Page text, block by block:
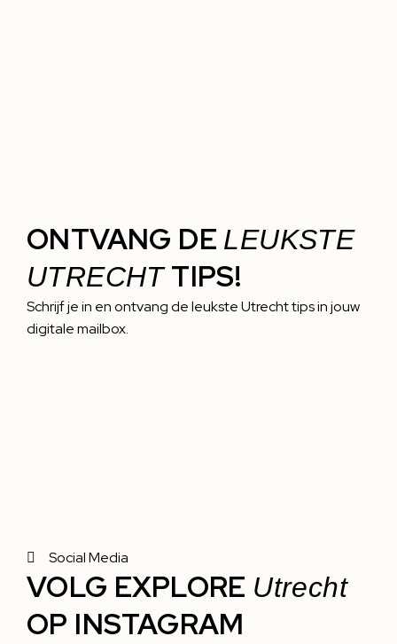
ONTVANG DE LEUKSTE
UTRECHTTIPS!
Schrijf je in en ontvang de leukste Utrecht tips in jouw
digitale mailbox.
Social Media
VOLG EXPLORE Utrecht
OP INSTAGRAM